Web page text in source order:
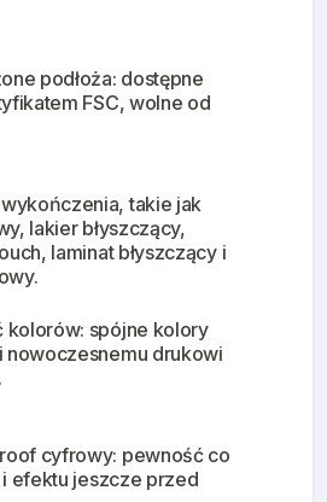
podłoża: dostępne
FSC, wolne od
takie jak
lakier błyszczący,
laminat błyszczący i
kolorów: spójne kolory
nowoczesnemu drukowi
cyfrowy: pewność co
efektu jeszcze przed